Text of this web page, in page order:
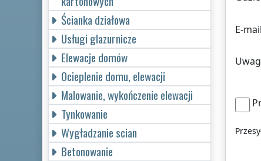
E-
Ścianka działowa
Usługi glazurnicze
Elewacje domów
Ocieplenie domu, elewacji
Malowanie, wykończenie elewacji
Tynkowanie
Wygładzanie scian
Betonowanie